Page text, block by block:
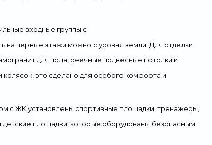
входные группы с
на первые этажи можно с уровня земли. Для отделки
для пола, реечные подвесные потолки и
это сделано для особого комфорта и
с ЖК установлены спортивные площадки, тренажеры,
детские площадки, которые оборудованы безопасным